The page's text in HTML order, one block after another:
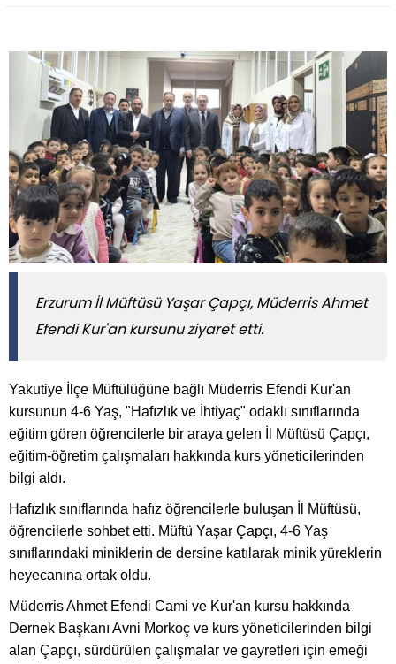
Erzurum İl Müftüsü Yaşar Çapçı, Müderris Ahmet
Efendi Kur'an kursunu ziyaret etti.
Yakutiye İlçe Müftülüğüne bağlı Müderris Efendi Kur'an
kursunun 4-6 Yaş, "Hafızlık ve İhtiyaç" odaklı sınıflarında
eğitim gören öğrencilerle bir araya gelen İl Müftüsü Çapçı,
eğitim-öğretim çalışmaları hakkında kurs yöneticilerinden
bilgi aldı.
Hafızlık sınıflarında hafız öğrencilerle buluşan İl Müftüsü,
öğrencilerle sohbet etti. Müftü Yaşar Çapçı, 4-6 Yaş
sınıflarındaki miniklerin de dersine katılarak minik yüreklerin
heyecanına ortak oldu.
Müderris Ahmet Efendi Cami ve Kur'an kursu hakkında
Dernek Başkanı Avni Morkoç ve kurs yöneticilerinden bilgi
alan Çapçı, sürdürülen çalışmalar ve gayretleri için emeği